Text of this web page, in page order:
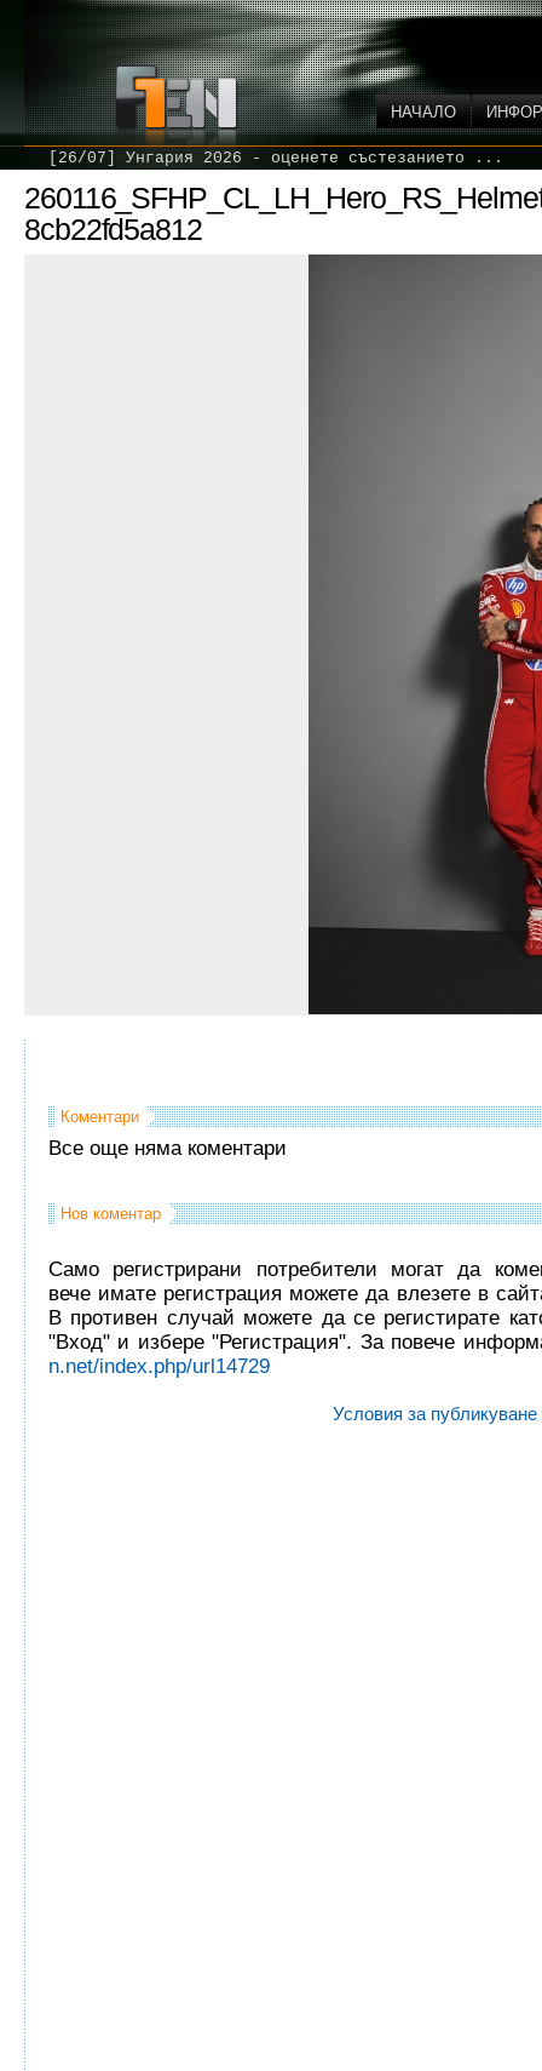
НАЧАЛО
[26/07] Унгария 2026 - оценете състезанието ...
8cb22fd5a812
Коментари
Все още няма коментари
Нов коментар
Само регистрирани потребители могат да
вече имате регистрация можете да влезете в
В противен случай можете да се регистирате
"Вход" и избере "Регистрация". За повече
n.net/index.php/url14729
Условия за